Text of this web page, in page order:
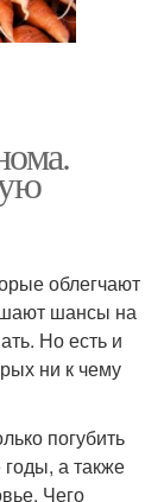
облегчают
шансы на
Но есть и
ни к чему
погубить
а также
Чего